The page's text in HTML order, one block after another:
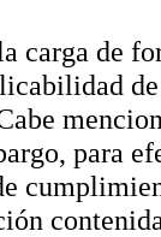
de
para